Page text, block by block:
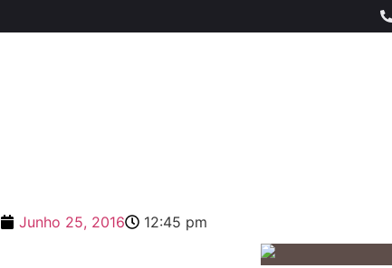
Junho 25, 2016 12:45 pm